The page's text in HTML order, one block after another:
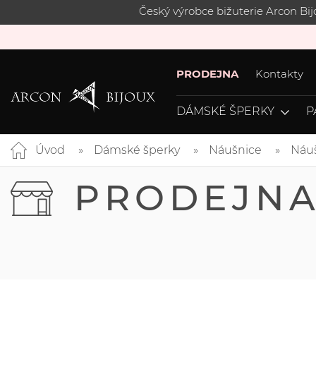
Český výrobce bižuterie Arcon
PRODEJNA Kontakty
DÁMSKÉ ŠPERKY
Úvod Dámské šperky Náušnice